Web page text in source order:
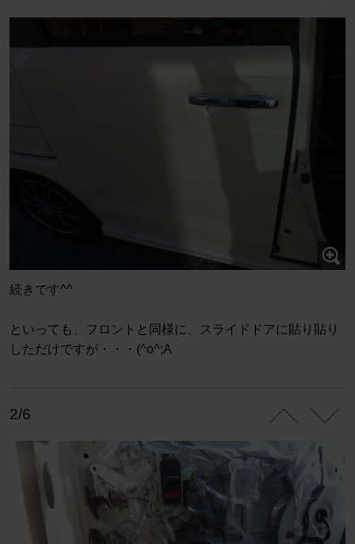
続きです^^
といっても、フロントと同様に、スライドドアに貼り貼り
しただけですが・・・(^o^;A
2/6